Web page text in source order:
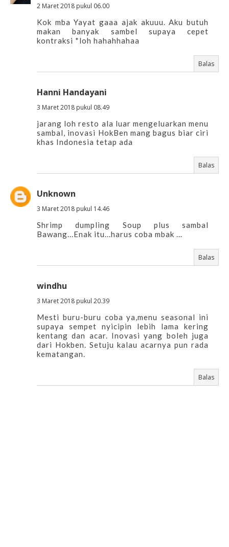
2 Maret 2018 pukul 06.00
Kok mba Yayat gaaa ajak akuuu. Aku butuh
makan banyak sambel supaya cepet
kontraksi *loh hahahhahaa
Balas
Hanni Handayani
3 Maret 2018 pukul 08.49
jarang loh resto ala luar mengeluarkan menu
sambal, inovasi HokBen mang bagus biar ciri
khas Indonesia tetap ada
Balas
Unknown
3 Maret 2018 pukul 14.46
Shrimp dumpling Soup plus sambal
Bawang...Enak itu...harus coba mbak ...
Balas
windhu
3 Maret 2018 pukul 20.39
Mesti buru-buru coba ya,menu seasonal ini
supaya sempet nyicipin lebih lama kering
kentang dan acar. Inovasi yang boleh juga
dari Hokben. Setuju kalau acarnya pun rada
kematangan.
Balas